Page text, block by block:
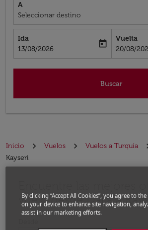
A
Seleccionar destino
Ida
fc-booking-departure-date-aria-label
13/08/2026
today
Vuelta
fc-
20/08/
Buscar
Inicio Vuelos Vuelos a Turquía
Kayseri
vuelo desde Dajla a
By clicking “Accept All Cookies”, you agree to
on your device to enhance site navigation,
assist in our marketing efforts.